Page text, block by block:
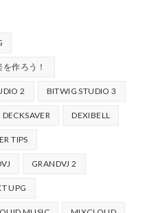
作ろう！
2 BITWIG STUDIO 3
DECKSAVER DEXIBELL
TIPS
GRANDVJ 2
UPG